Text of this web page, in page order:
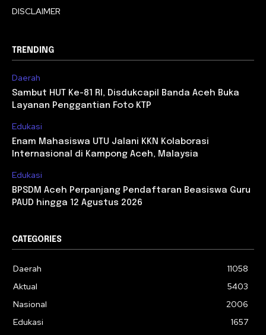
DISCLAIMER
TRENDING
Daerah
Sambut HUT Ke-81 RI, Disdukcapil Banda Aceh Buka
Layanan Penggantian Foto KTP
Edukasi
Enam Mahasiswa UTU Jalani KKN Kolaborasi
Internasional di Kampong Aceh, Malaysia
Edukasi
BPSDM Aceh Perpanjang Pendaftaran Beasiswa Guru
PAUD hingga 12 Agustus 2026
CATEGORIES
Daerah
11058
Aktual
5403
Nasional
2006
Edukasi
1657